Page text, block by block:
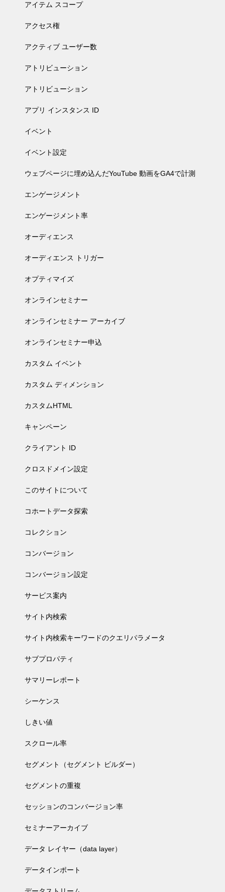
アイテム スコープ
アクセス権
アクティブ ユーザー数
アトリビューション
アトリビューション
アプリ インスタンス ID
イベント
イベント設定
ウェブページに埋め込んだYouTube 動画をGA4で計測
エンゲージメント
エンゲージメント率
オーディエンス
オーディエンス トリガー
オプティマイズ
オンラインセミナー
オンラインセミナー アーカイブ
オンラインセミナー申込
カスタム イベント
カスタム ディメンション
カスタムHTML
キャンペーン
クライアント ID
クロスドメイン設定
このサイトについて
コホートデータ探索
コレクション
コンバージョン
コンバージョン設定
サービス案内
サイト内検索
サイト内検索キーワードのクエリパラメータ
サブプロパティ
サマリーレポート
シーケンス
しきい値
スクロール率
セグメント（セグメント ビルダー）
セグメントの重複
セッションのコンバージョン率
セミナーアーカイブ
データ レイヤー（data layer）
データインポート